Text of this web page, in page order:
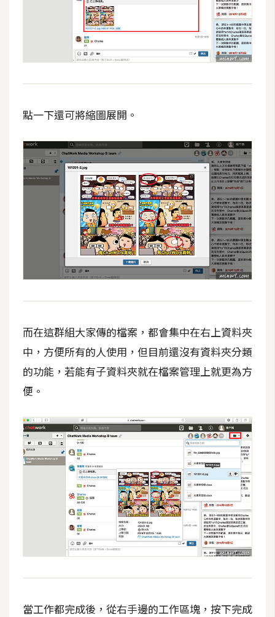
費
M
A
C
梅
熱
門
文
全
站
作
點一下還可將縮圖展開。
而在這群組大家傳的檔案，都會集中在右上資料夾
中，方便所有的人使用，但目前還沒有資料夾分類
的功能，若能有子資料夾就在檔案管理上就更為方
便。
當工作都完成後，從右手邊的工作區塊，按下完成